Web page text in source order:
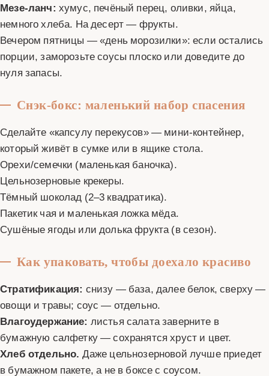
Мезе-ланч: хумус, печёный перец, оливки, яйца,
немного хлеба. На десерт — фрукты.
Вечером пятницы — «день морозилки»: если остались
порции, заморозьте соусы плоско или доведите до
нуля запасы.
Снэк-бокс: маленький набор спасения
Сделайте «капсулу перекусов» — мини-контейнер,
который живёт в сумке или в ящике стола.
Орехи/семечки (маленькая баночка).
Цельнозерновые крекеры.
Тёмный шоколад (2–3 квадратика).
Пакетик чая и маленькая ложка мёда.
Сушёные ягоды или долька фрукта (в сезон).
Как упаковать, чтобы доехало красиво
Стратификация: снизу — база, далее белок, сверху —
овощи и травы; соус — отдельно.
Влагоудержание: листья салата заверните в
бумажную салфетку — сохранятся хруст и цвет.
Хлеб отдельно. Даже цельнозерновой лучше приедет
в бумажном пакете, а не в боксе с соусом.